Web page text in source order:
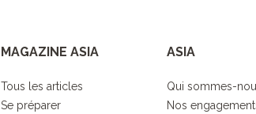
MAGAZINE ASIA
Tous les articles
Se préparer
ASIA
Qui sommes-
Nos